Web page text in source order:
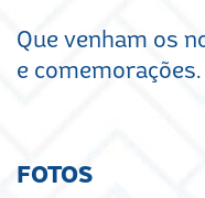
Que venham os
e
FOTOS